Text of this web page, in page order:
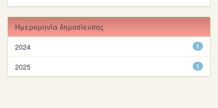
Ημερομηνία δημοσίευσης
1
2024
1
2025